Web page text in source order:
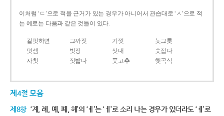
이처럼 ‘ㄷ’으로 적을 근거가 있는 경우가 아니어서 관습대로 ‘ㅅ’으로 적
는 예로는 다음과 같은 것들이 있다.
걸핏하면 그까짓 기껏
놋그릇
덧셈
빗장 삿대
숫접다
자칫
짓밟다 풋고추 햇곡식
제4절 모음
제8항 ‘계, 례, 몌, 폐, 혜’의 ‘ㅖ’는 ‘ㅔ’로 소리 나는 경우가 있더라도 ‘ㅖ’로